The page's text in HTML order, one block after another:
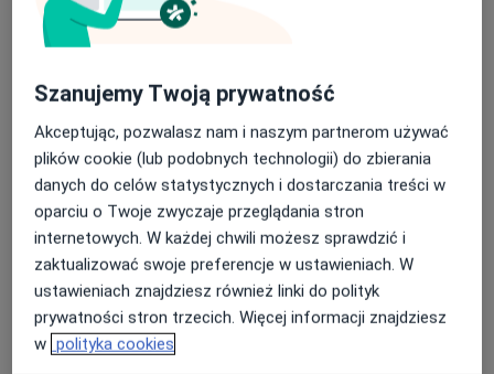
Konsultacja hematologiczna dzieci
(kolejna wizyta)
Konsultacja hematologiczna dzieci
(pierwsza wizyta)
272 zł Szczegóły
Umów wizytę
Konsultacja onkologiczna dzieci
(kolejna wizyta)
250 zł Szczegóły
Umów wizytę
Konsultacja onkologiczna dzieci
(pierwsza wizyta)
Szanujemy Twoją prywatność
Akceptując, pozwalasz nam i naszym partnerom używać
plików cookie (lub podobnych technologii) do zbierania
danych do celów statystycznych i dostarczania treści w
oparciu o Twoje zwyczaje przeglądania stron
internetowych. W każdej chwili możesz sprawdzić i
zaktualizować swoje preferencje w ustawieniach. W
ustawieniach znajdziesz również linki do polityk
prywatności stron trzecich. Więcej informacji znajdziesz
w polityka cookies